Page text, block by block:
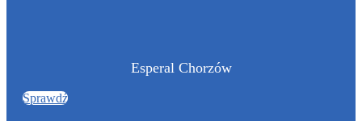
Esperal Chorzów
Sprawdź